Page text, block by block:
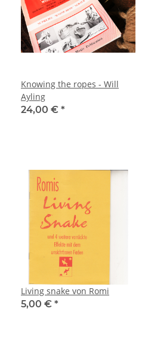
Knowing the ropes - Will
Ayling
24,00 € *
Living snake von Romi
5,00 € *